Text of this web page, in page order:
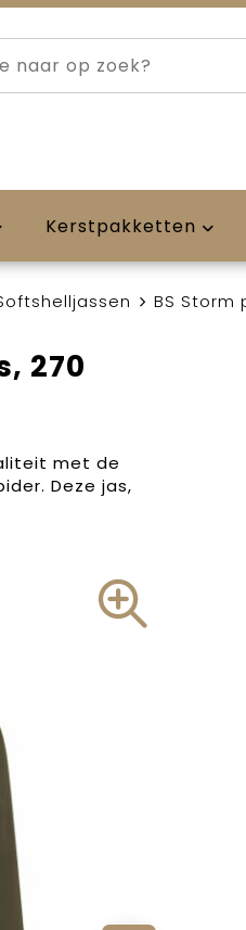
Kerstpakketten
BS Storm
270
met de
Deze jas,